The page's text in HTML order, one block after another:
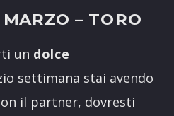
MARZO – TORO
un dolce
settimana stai avendo
il partner, dovresti